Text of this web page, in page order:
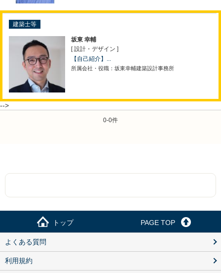
建築士等
坂東 幸輔
[ 設計・デザイン ]
【自己紹介】...
所属会社・役職：坂東幸輔建築設計事務所
-->
0-0件
トップ PAGE TOP
よくある質問
利用規約